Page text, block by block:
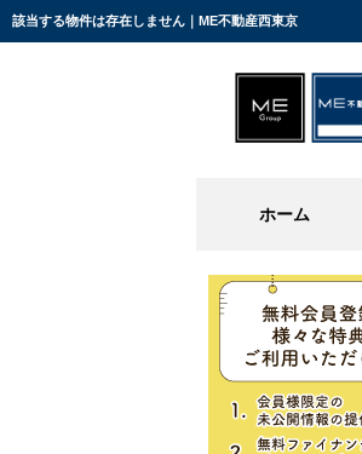
該当する物件は存在しません｜ME不動産西東京
ホーム